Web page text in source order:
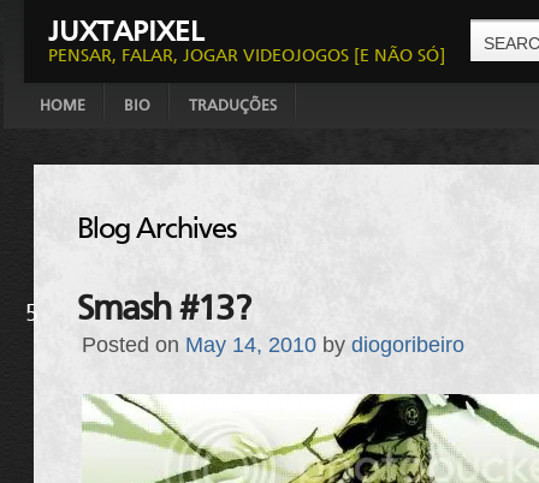
JUXTAPIXEL
PENSAR, FALAR, JOGAR VIDEOJOGOS [E NÃO SÓ]
HOME BIO TRADUÇÕES
Blog Archives
5 Smash #13?
Posted on May 14, 2010 by diogoribeiro